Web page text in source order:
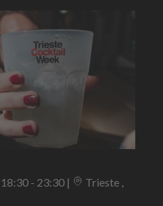
18:30 - 23:30 |
Trieste ,